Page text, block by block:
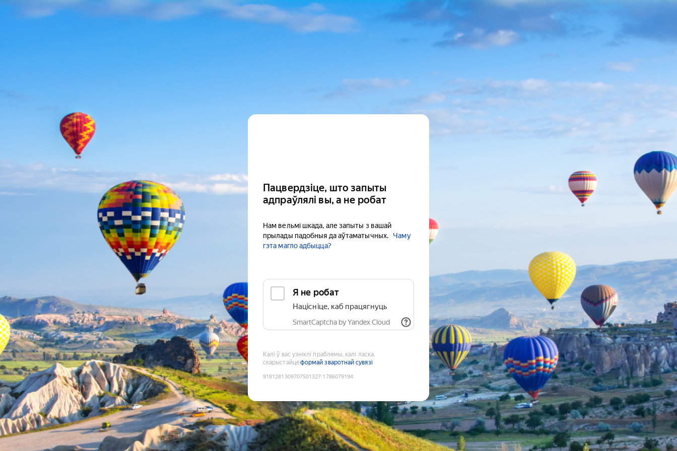
Пацвердзіце, што запыты
адпраўлялі вы, а не робат
Нам вельмі шкада, але запыты з вашай
прылады падобныя да аўтаматычных.
Чаму
гэта магло адбыцца?
Я не робат
Націсніце, каб працягнуць
SmartCaptcha by Yandex Cloud
Калі ў вас узніклі праблемы, калі ласка,
скарыстайцеформай зваротнай сувязі
9181281309707501327:1786079194